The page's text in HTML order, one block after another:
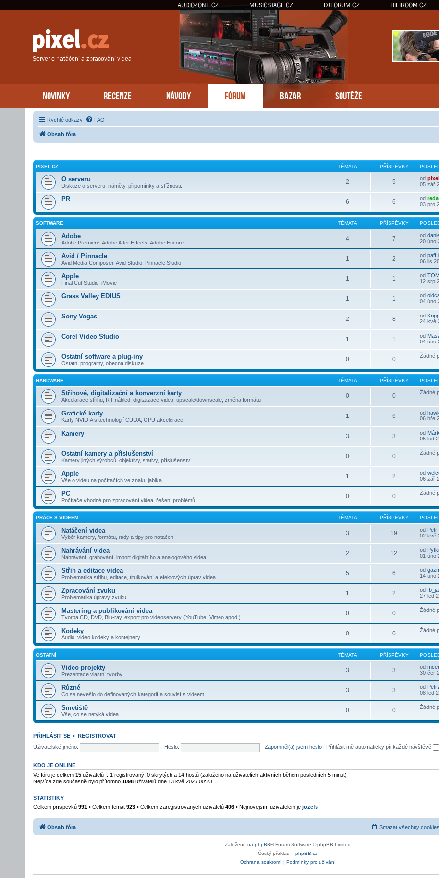
AUDIOZONE.CZ MUSICSTAGE.CZ DJFORUM.CZ HIFIROOM.CZ
Server o natáčení a zpracování videa
NOVINKY RECENZE NÁVODY FÓRUM BAZAR SOUTĚŽE
Rychlé odkazy FAQ
Obsah fóra
PIXEL.CZ TÉMATA PŘÍSPĚVKY
O serveru
Diskuze o serveru, náměty, připomínky a stížnosti.
2 5 od pixel
05 zář
PR 6 6 od
03 pro
SOFTWARE TÉMATA PŘÍSPĚVKY
Adobe
Adobe Premiere, Adobe After Effects, Adobe Encore
4 7 od
20 úno
Avid / Pinnacle
Avid Media Composer, Avid Studio, Pinnacle Studio
1 2 od paff
06 lis
Apple
Final Cut Studio, iMovie
1 1 od
12 srp
Grass Valley EDIUS 1 1 od
04 úno
Sony Vegas 2 8 od Kripp
24 kvě
Corel Video Studio 1 1 od
04 úno
Ostatní software a plug-iny
Ostatní programy, obecná diskuze
0 0 Žádné
HARDWARE TÉMATA PŘÍSPĚVKY
Střihové, digitalizační a konverzní karty
Akcelarace střihu, RT náhled, digitalizace videa, upscale/downscale, změna formátu
0 0 Žádné
Grafické karty
Karty NVIDIA s technologií CUDA, GPU akcelerace
1 6 od
06 bře
Kamery 3 3 od
05 led
Ostatní kamery a příslušenství
Kamery jiných výrobců, objektivy, stativy, příslušenství
0 0 Žádné
Apple
Vše o videu na počítačích ve znaku jablka
1 2 od
06 zář
PC
Počítače vhodné pro zpracování videa, řešení problémů
0 0 Žádné
PRÁCE S VIDEEM TÉMATA PŘÍSPĚVKY
Natáčení videa
Výběr kamery, formátu, rady a tipy pro natačení
3 19 od Petr
02 kvě
Nahrávání videa
Nahrávání, grabování, import digitálního a analogového videa
2 12 od
01 úno
Střih a editace videa
Problematika střihu, editace, titulkování a efektových úprav videa
5 6 od
14 úno
Zpracování zvuku
Problematika úpravy zvuku
1 2 od
27 led
Mastering a publikování videa
Tvorba CD, DVD, Blu-ray, export pro videoservery (YouTube, Vimeo apod.)
0 0 Žádné
Kodeky
Audio. video kodeky a kontejnery
0 0 Žádné
OSTATNÍ TÉMATA PŘÍSPĚVKY
Video projekty
Prezentace vlastní tvorby
3 3 od
30 čer
Různé
Co se nevešlo do definovaných kategorií a souvisí s videem
3 3 od
08 led
Smetiště
Vše, co se netýká videa.
0 0 Žádné
PŘIHLÁSIT SE • REGISTROVAT
Uživatelské jméno:
Heslo: Zapomněl(a) jsem heslo Přihlásit mě automaticky při každé návštěvě
KDO JE ONLINE
Ve fóru je celkem 15 uživatelů :: 1 registrovaný, 0 skrytých a 14 hostů (založeno na uživatelích aktivních během posledních 5 minut)
Nejvíce zde současně bylo přítomno 1098 uživatelů dne 13 kvě 2026 00:23
STATISTIKY
Celkem příspěvků 991 • Celkem témat 923 • Celkem zaregistrovaných uživatelů 406 • Nejnovějším uživatelem je jozefs
Obsah fóra Smazat všechny
Založeno na phpBB® Forum Software © phpBB Limited
Český překlad – phpBB.cz
Ochrana soukromí| Podmínky pro užívání